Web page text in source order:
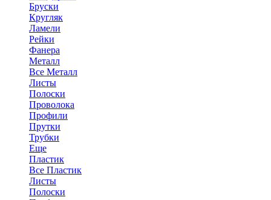
Бруски
Кругляк
Ламели
Рейки
Фанера
Металл
Все Металл
Листы
Полоски
Проволока
Профили
Прутки
Трубки
Еще
Пластик
Все Пластик
Листы
Полоски